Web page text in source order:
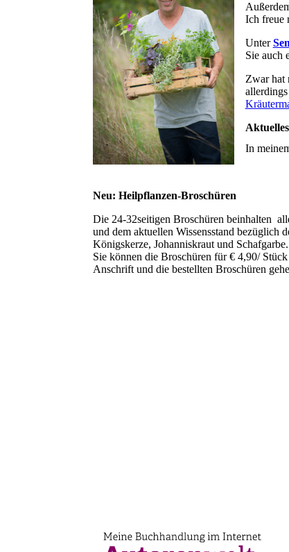
Ich freue
Unter
Sie auch
Zwar hat
Aktuelles
In
Neu: Heilpflanzen-Broschüren
Die 24-32seitigen Broschüren beinhalten
und dem aktuellen Wissensstand
Königskerze, Johanniskraut und
Sie können die Broschüren für € 4,90/
Anschrift und die bestellten Broschüren